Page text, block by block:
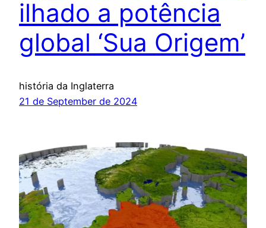
ilhado a potência
global ‘Sua Origem’
história da Inglaterra
21 de September de 2024